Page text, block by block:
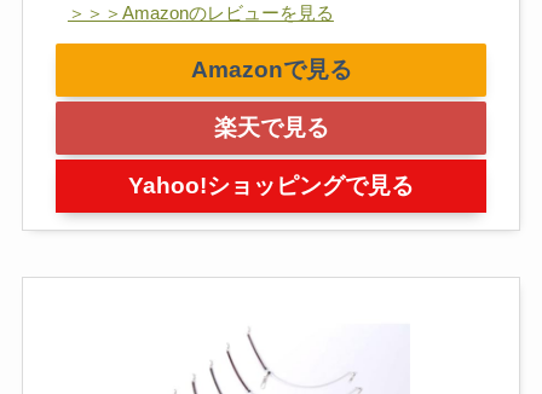
＞＞＞Amazonのレビューを見る
Amazonで見る
楽天で見る
Yahoo!ショッピングで見る